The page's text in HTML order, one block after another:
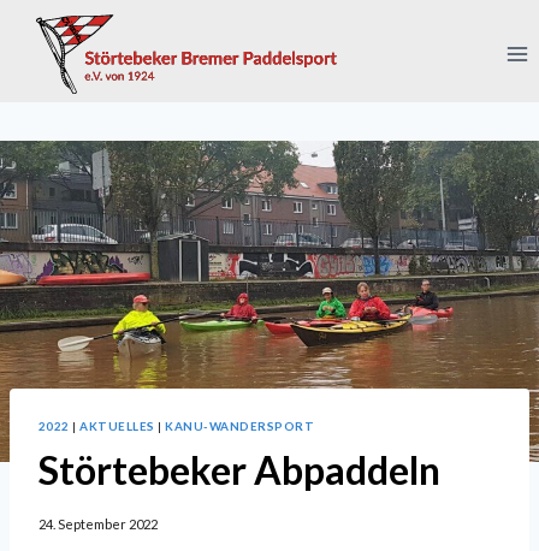
Inhalt
springen
2022 |AKTUELLES |KANU-WANDERSPORT
Störtebeker Abpaddeln
24. September 2022